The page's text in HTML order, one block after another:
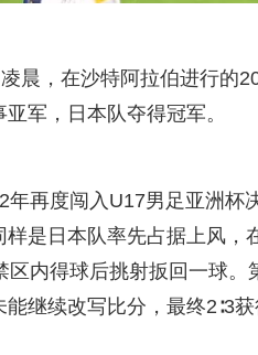
晨，在沙特阿拉伯进行的
军，日本队夺得冠军。
年再度闯入U17男足亚洲杯
是日本队率先占据上风
区内得球后挑射扳回一球
继续改写比分，最终2∶3获